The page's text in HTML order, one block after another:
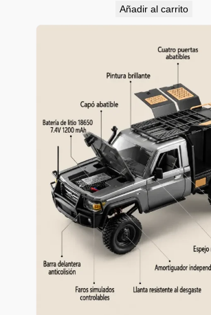
Añadir al carrito